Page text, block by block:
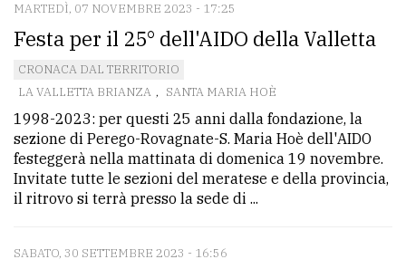
MARTEDÌ, 07 NOVEMBRE 2023 - 17:25
Festa per il 25° dell'AIDO della Valletta
CRONACA DAL TERRITORIO
LA VALLETTA BRIANZA , SANTA MARIA HOÈ
1998-2023: per questi 25 anni dalla fondazione, la
sezione di Perego-Rovagnate-S. Maria Hoè dell'AIDO
festeggerà nella mattinata di domenica 19 novembre.
Invitate tutte le sezioni del meratese e della provincia,
il ritrovo si terrà presso la sede di ...
SABATO, 30 SETTEMBRE 2023 - 16:56